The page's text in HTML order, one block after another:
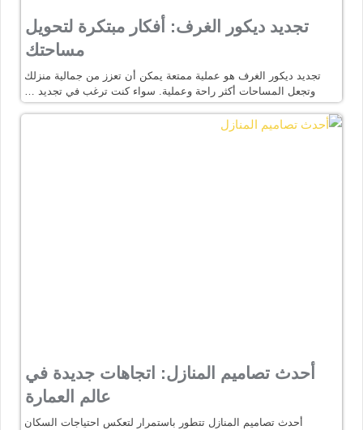
تجديد ديكور الغرف: أفكار مبتكرة لتحويل
مساحتك
تجديد ديكور الغرف هو عملية ممتعة يمكن أن تعزز من جمالية منزلك
وتجعل المساحات أكثر راحة وعملية. سواء كنت ترغب في تجديد …
أحدث تصاميم المنازل: اتجاهات جديدة في
عالم العمارة
أحدث تصاميم المنازل تتطور باستمرار لتعكس احتياجات السكان